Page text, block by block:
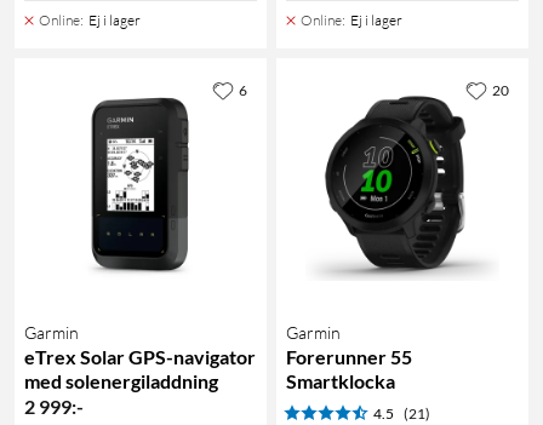
Online: Ej i lager Online: Ej i lager
Garmin
eTrex Solar GPS-navigator
med solenergiladdning
2 999:-
6
Garmin
Forerunner 55
Smartklocka
4.5 (21)
20